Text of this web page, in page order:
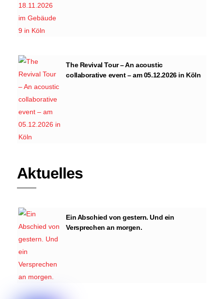
The Revival Tour – An acoustic
collaborative event – am 05.12.2026 in Köln
Aktuelles
Ein Abschied von gestern. Und ein
Versprechen an morgen.